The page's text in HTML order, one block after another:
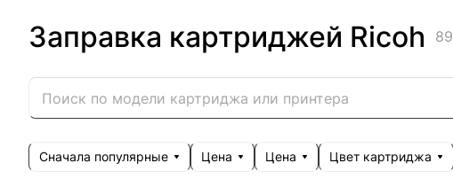
Заправка картриджей Ricoh
Сначала популярные Цена Цена Цвет картриджа